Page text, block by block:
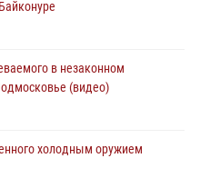
в незаконном
(видео)
холодным оружием